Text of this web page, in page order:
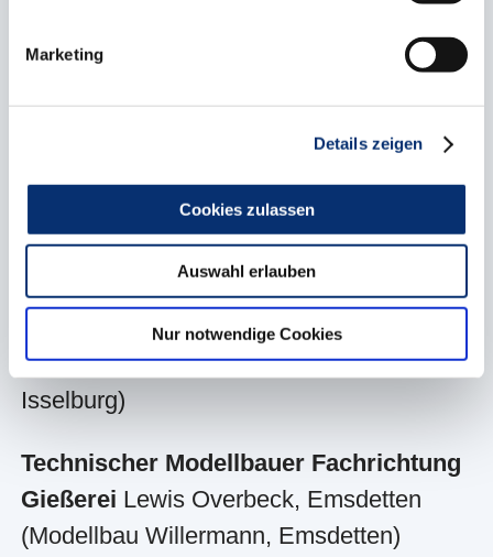
Marketing
Details zeigen
Cookies zulassen
Auswahl erlauben
Nur notwendige Cookies
Göckenjan, Steinfurt (Greving
Alexander
Perdun, Everswinkel
(Orthopädieschuhmachermeister Michael
Möller, Münster)
ParkettlegerNils Otto, Isselburg
(Fußbodenbau Paul Seggewiss,
Isselburg)
Technischer Modellbauer Fachrichtung
Gießerei Lewis Overbeck, Emsdetten
(Modellbau Willermann, Emsdetten)